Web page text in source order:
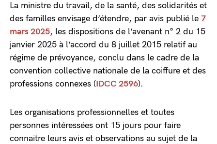
La ministre du travail, de la santé, des solidarités et
des familles envisage d’étendre, par avis publié le 7
mars 2025, les dispositions de l’avenant n° 2 du 15
janvier 2025 à l’accord du 8 juillet 2015 relatif au
régime de prévoyance, conclu dans le cadre de la
convention collective nationale de la coiffure et des
professions connexes (IDCC 2596).
Les organisations professionnelles et toutes
personnes intéressées ont 15 jours pour faire
connaitre leurs avis et observations au sujet de la